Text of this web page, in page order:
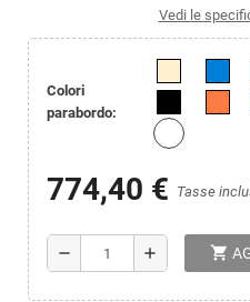
Vedi le
Colori
parabordo:
774,40 € Tasse
remove add shopping_cart